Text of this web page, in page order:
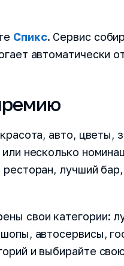
Спикс. Сервис
автоматически
авто, цветы,
несколько
лучший
свои категории:
автосервисы,
и выбирайте